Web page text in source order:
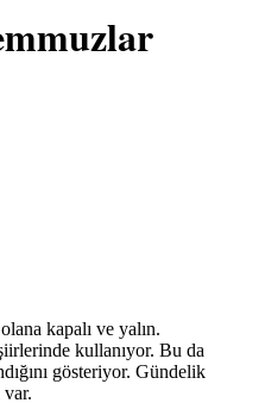
kapalı ve yalın.
kullanıyor. Bu da
gösteriyor. Gündelik